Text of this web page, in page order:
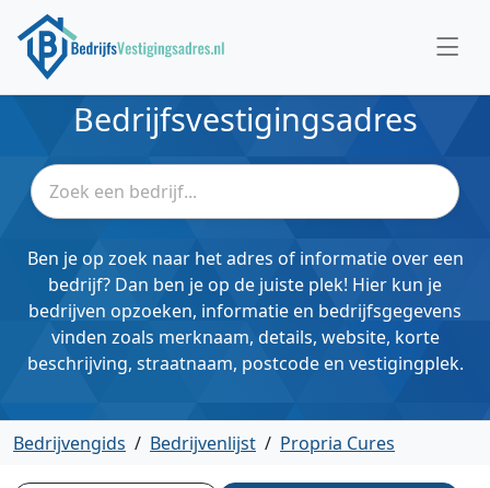
Bedrijfsvestigingsadres
Ben je op zoek naar het adres of informatie over een
bedrijf? Dan ben je op de juiste plek! Hier kun je
bedrijven opzoeken, informatie en bedrijfsgegevens
vinden zoals merknaam, details, website, korte
beschrijving, straatnaam, postcode en vestigingplek.
Bedrijvengids / Bedrijvenlijst / Propria Cures